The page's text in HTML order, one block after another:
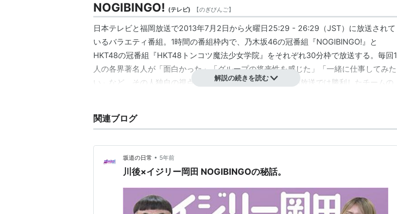
NOGIBINGO! (テレビ) 【のぎびんご】
日本テレビと福岡放送で2013年7月2日から火曜日25:29 - 26:29（JST）に放送されて
いるバラエティ番組。1時間の番組枠内で、乃木坂46の冠番組『NOGIBINGO!』と
HKT48の冠番組『HKT48トンコツ魔法少女学院』をそれぞれ30分枠で放送する。毎回1
人の各界著名人が「面白かった」「グループの将来性を感じた」「一緒に仕事してみた
い」など、その人独自の視点で2番組の勝敗を決定し、次回放送では勝利したチームの
解説の続きを読む
関連ブログ
坂道の日常 • 5年前
川後×イジリー岡田 NOGIBINGOの秘話。